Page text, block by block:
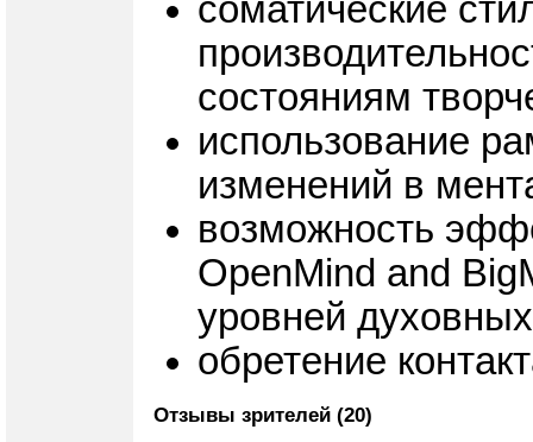
соматические
состояниям
использование
изменений в
возможность
OpenMind and
уровней
обретение
Отзывы зрителей (20)